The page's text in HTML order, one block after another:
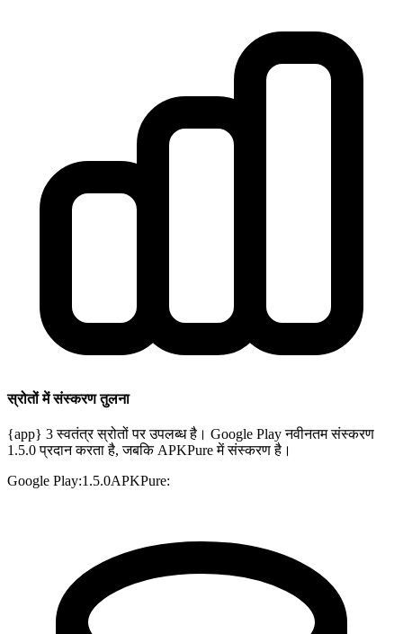
स्रोतों में संस्करण तुलना
{app} 3 स्वतंत्र स्रोतों पर उपलब्ध है। Google Play नवीनतम संस्करण
1.5.0 प्रदान करता है, जबकि APKPure में संस्करण है।
Google Play:1.5.0APKPure: